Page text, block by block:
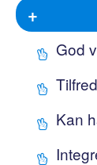
+
God
Kan